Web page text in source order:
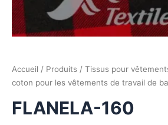
Accueil / Produits / Tissus pour
coton pour les vêtements de travail de
FLANELA-160